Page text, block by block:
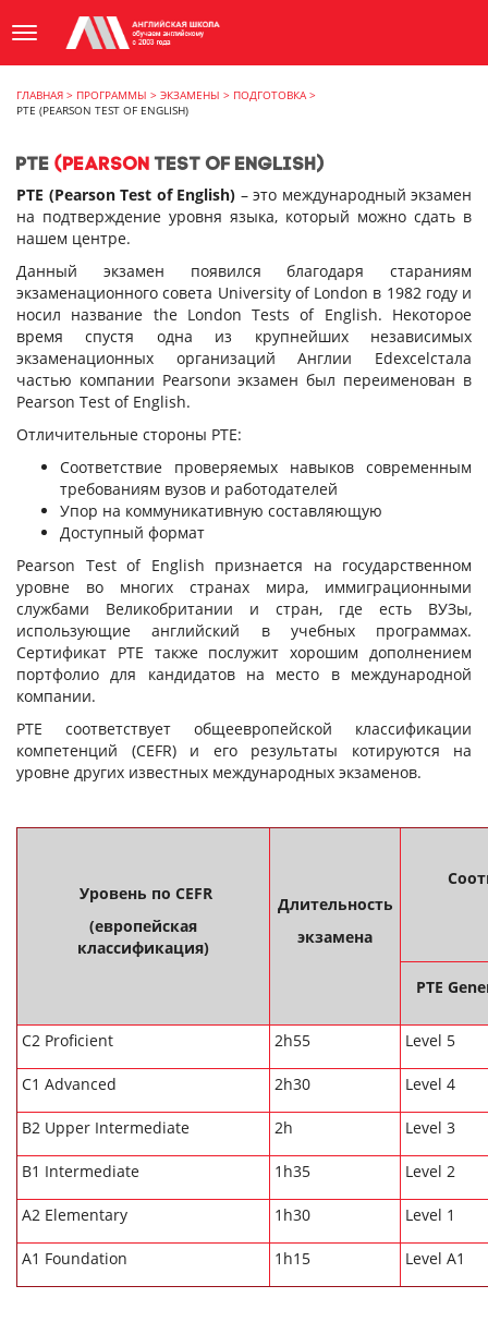
ГЛАВНАЯ > ПРОГРАММЫ > ЭКЗАМЕНЫ > ПОДГОТОВКА>
PTE (PEARSON TEST OF ENGLISH)
PTE (PEARSON TEST OF ENGLISH)
PTE (Pearson Test of English) – это международный экзамен
на подтверждение уровня языка, который можно сдать в
нашем центре.
Данный экзамен появился благодаря стараниям
экзаменационного совета University of London в 1982 году и
носил название the London Tests of English. Некоторое
время спустя одна из крупнейших независимых
экзаменационных организаций Англии Edexcelстала
частью компании Pearsonи экзамен был переименован в
Pearson Test of English.
Отличительные стороны PTE:
Соответствие проверяемых навыков современным
требованиям вузов и работодателей
Упор на коммуникативную составляющую
Доступный формат
Pearson Test of English признается на государственном
уровне во многих странах мира, иммиграционными
службами Великобритании и стран, где есть ВУЗы,
использующие английский в учебных программах.
Сертификат PTE также послужит хорошим дополнением
портфолио для кандидатов на место в международной
компании.
PTE соответствует общеевропейской классификации
компетенций (CEFR) и его результаты котируются на
уровне других известных международных экзаменов.
Уровень по CEFR
(европейская
классификация)
Длительность
экзамена
PTE
C2 Proficient 2h55 Level 5
C1 Advanced 2h30 Level 4
B2 Upper Intermediate 2h Level 3
B1 Intermediate 1h35 Level 2
A2 Elementary 1h30 Level 1
A1 Foundation 1h15 Level A1